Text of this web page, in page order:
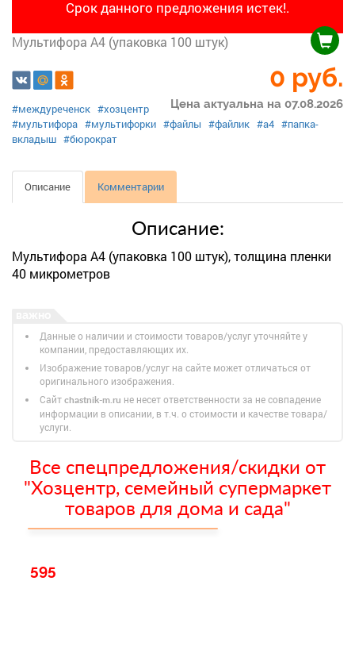
Срок данного предложения истек!.
Мультифора А4 (упаковка 100 штук)
0 руб.
Цена актуальна на 07.08.2026
#междуреченск #хозцентр
#мультифора #мультифорки #файлы #файлик #а4 #папка-
вкладыш #бюрократ
Описание Комментарии
Описание:
Мультифора А4 (упаковка 100 штук), толщина пленки
40 микрометров
Данные о наличии и стоимости товаров/услуг уточняйте у
компании, предоставляющих их.
Изображение товаров/услуг на сайте может отличаться от
оригинального изображения.
Сайт chastnik-m.ru не несет ответственности за не совпадение
информации в описании, в т.ч. о стоимости и качестве товара/
услуги.
Все спецпредложения/скидки от
"Хозцентр, семейный супермаркет
товаров для дома и сада"
595